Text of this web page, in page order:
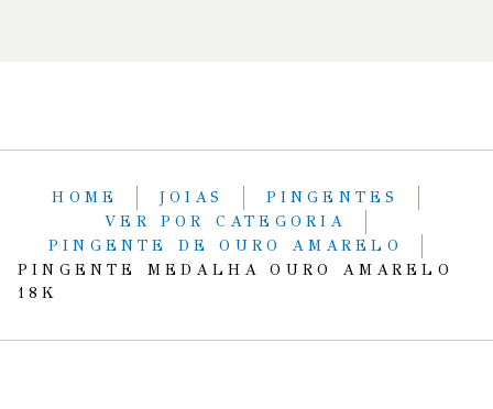
HOME JOIAS
PINGENTES
VER POR CATEGORIA
PINGENTE DE OURO AMARELO
PINGENTE MEDALHA OURO AMARELO
18K